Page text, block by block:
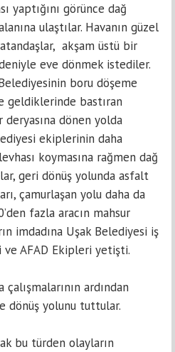
yaptığını görünce dağ
ulaştılar. Havanın güzel
akşam üstü bir
eve dönmek istediler.
boru döşeme
geldiklerinde bastıran
dönen yolda
ekiplerinin daha
koymasına rağmen dağ
geri dönüş yolunda asfalt
çamurlaşan yolu daha da
fazla aracın mahsur
imdadına Uşak Belediyesi iş
AFAD Ekipleri yetişti.
ardından
dönüş yolunu tuttular.
bu türden olayların